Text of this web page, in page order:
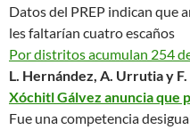
Datos del PREP indican que
les faltarían cuatro escaños
Por distritos acumulan 254
L. Hernández, A. Urrutia y
Xóchitl Gálvez anuncia que
Fue una competencia